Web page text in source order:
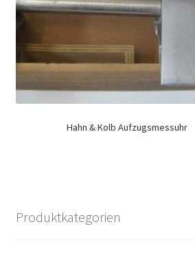
Hahn & Kolb Aufzugsmessuhr
Produktkategorien